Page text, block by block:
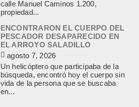
calle Manuel Caminos 1.200,
propiedad...
ENCONTRARON EL CUERPO DEL
PESCADOR DESAPARECIDO EN
EL ARROYO SALADILLO
agosto 7, 2026
Un helicóptero que participaba de la
búsqueda, encontró hoy el cuerpo sin
vida de la persona que se buscaba
en...